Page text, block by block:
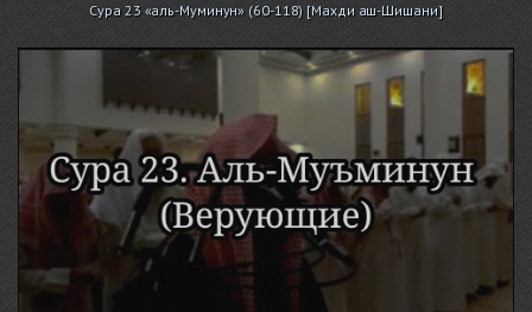
Сура 23 «аль-Муминун» (60-118) [Махди аш-Шишани]